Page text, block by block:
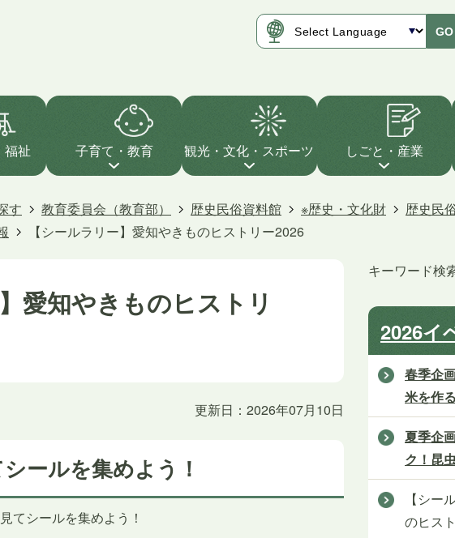
GO
福祉 子育て・教育 観光・文化・スポーツ しごと・産業
す 教育委員会（教育部） 歴史民俗資料館 ※歴史・文化財
歴史民
【シールラリー】愛知やきものヒストリー2026
愛知やきものヒストリ
更新日：2026年07月10日
ールを集めよう！
てシールを集めよう！
キーワード検
2026イ
春季企
米を作
夏季企
ク！昆
【シー
のヒス